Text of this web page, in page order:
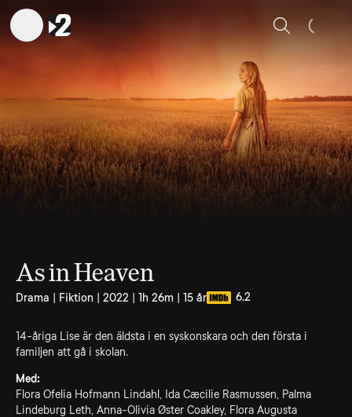
Sök
As in Heaven
Drama | Fiktion | 2022 | 1h 26m | 15 år 6.2
14-åriga Lise är den äldsta i en syskonskara och den första i
familjen att gå i skolan.
Med:
Flora Ofelia Hofmann Lindahl, Ida Cæcilie Rasmussen, Palma
Lindeburg Leth, Anna-Olivia Øster Coakley, Flora Augusta